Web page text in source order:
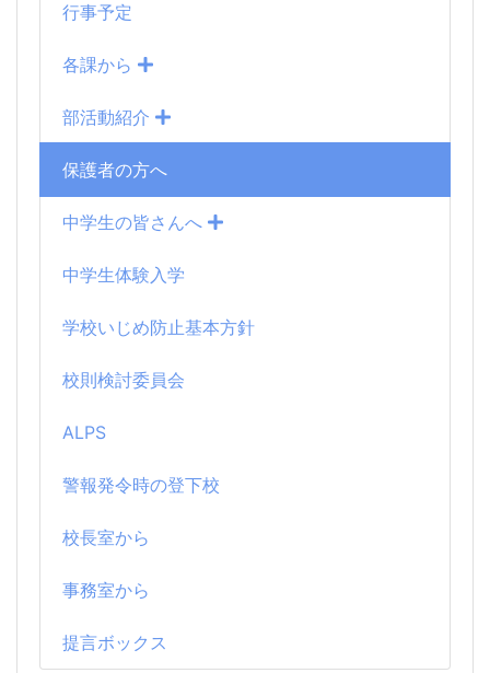
行事予定
各課から
部活動紹介
保護者の方へ
中学生の皆さんへ
中学生体験入学
学校いじめ防止基本方針
校則検討委員会
ALPS
警報発令時の登下校
校長室から
事務室から
提言ボックス